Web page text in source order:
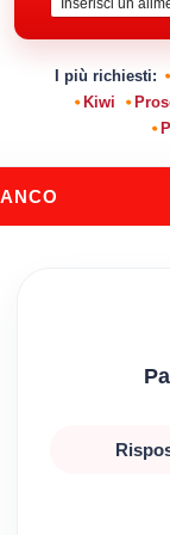
I più richiesti:
Kiwi